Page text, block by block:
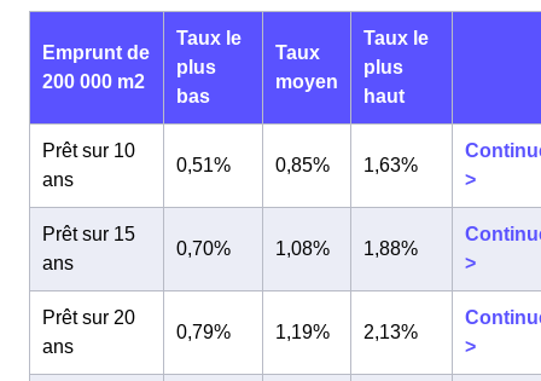
Emprunt de
200 000 m2
Taux le
plus
bas
Taux
moyen
Taux le
plus
haut
Prêt sur 10
ans
0,51% 0,85% 1,63%
>
Prêt sur 15
ans
0,70% 1,08% 1,88%
>
Prêt sur 20
ans
0,79% 1,19% 2,13%
>